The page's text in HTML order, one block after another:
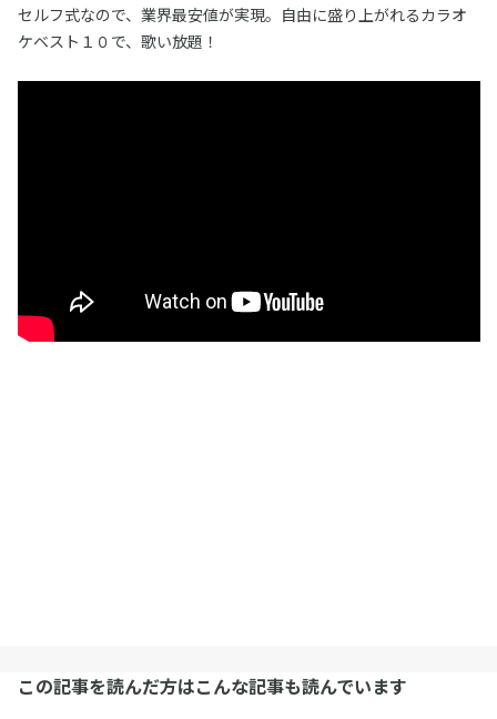
セルフ式なので、業界最安値が実現。自由に盛り上がれるカラオ
ケベスト１０で、歌い放題！
この記事を読んだ方はこんな記事も読んでいます